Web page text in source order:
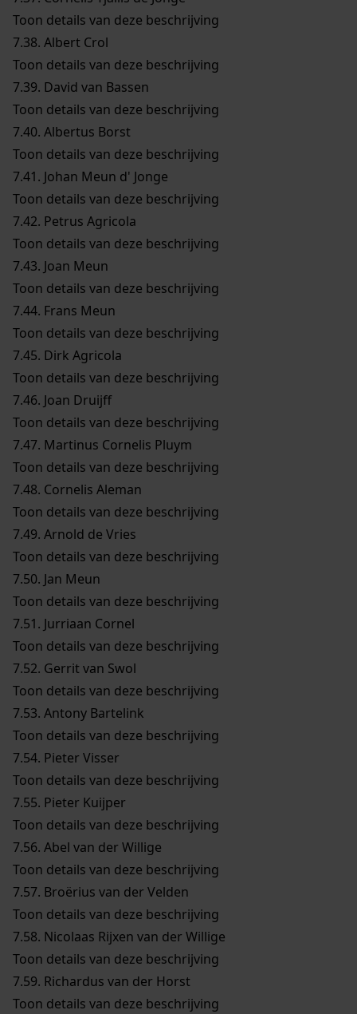
Toon details van deze beschrijving
7.38. Albert Crol
Toon details van deze beschrijving
7.39. David van Bassen
Toon details van deze beschrijving
7.40. Albertus Borst
Toon details van deze beschrijving
7.41. Johan Meun d' Jonge
Toon details van deze beschrijving
7.42. Petrus Agricola
Toon details van deze beschrijving
7.43. Joan Meun
Toon details van deze beschrijving
7.44. Frans Meun
Toon details van deze beschrijving
7.45. Dirk Agricola
Toon details van deze beschrijving
7.46. Joan Druijff
Toon details van deze beschrijving
7.47. Martinus Cornelis Pluym
Toon details van deze beschrijving
7.48. Cornelis Aleman
Toon details van deze beschrijving
7.49. Arnold de Vries
Toon details van deze beschrijving
7.50. Jan Meun
Toon details van deze beschrijving
7.51. Jurriaan Cornel
Toon details van deze beschrijving
7.52. Gerrit van Swol
Toon details van deze beschrijving
7.53. Antony Bartelink
Toon details van deze beschrijving
7.54. Pieter Visser
Toon details van deze beschrijving
7.55. Pieter Kuijper
Toon details van deze beschrijving
7.56. Abel van der Willige
Toon details van deze beschrijving
7.57. Broërius van der Velden
Toon details van deze beschrijving
7.58. Nicolaas Rijxen van der Willige
Toon details van deze beschrijving
7.59. Richardus van der Horst
Toon details van deze beschrijving